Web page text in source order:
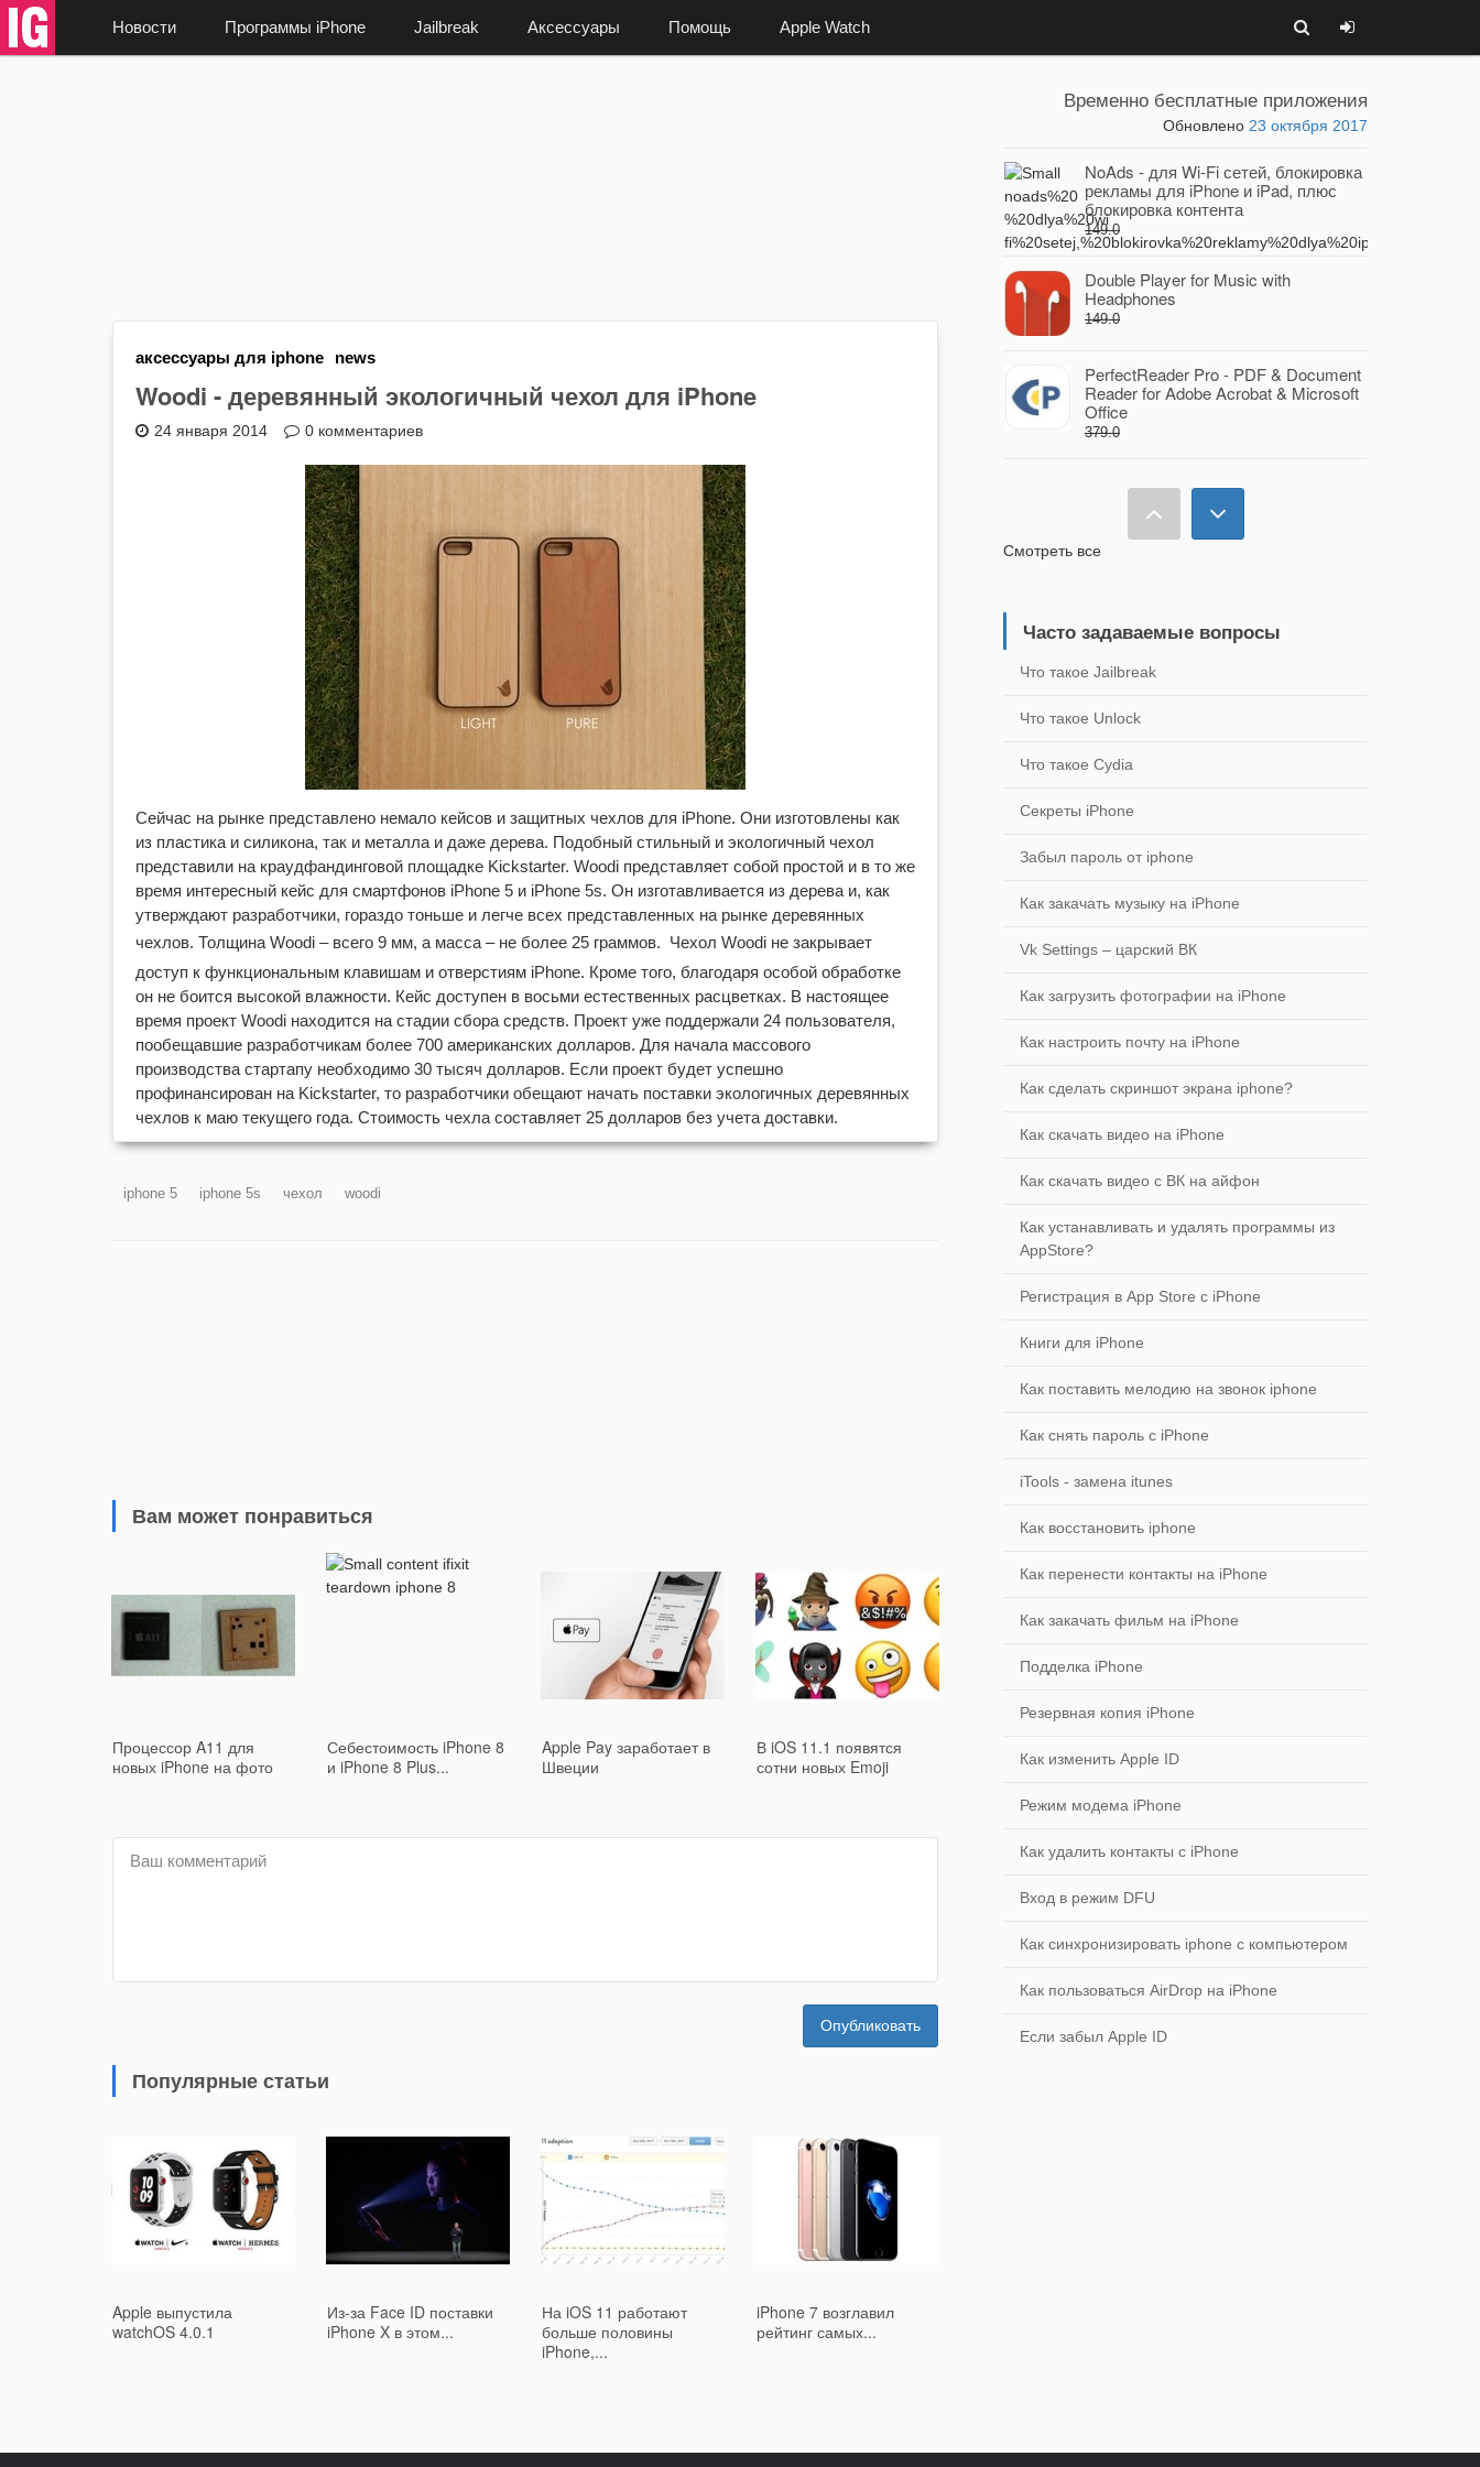
Новости Программы iPhone Jailbreak Аксессуары Помощь Apple Watch
аксессуары для iphone news
Woodi - деревянный экологичный чехол для iPhone
24 января 2014 0 комментариев
Сейчас на рынке представлено немало кейсов и защитных чехлов для iPhone. Они изготовлены как
из пластика и силикона, так и металла и даже дерева. Подобный стильный и экологичный чехол
представили на краудфандинговой площадке Kickstarter. Woodi представляет собой простой и в то же
время интересный кейс для смартфонов iPhone 5 и iPhone 5s. Он изготавливается из дерева и, как
утверждают разработчики, гораздо тоньше и легче всех представленных на рынке деревянных
чехлов. Толщина Woodi – всего 9 мм, а масса – не более 25 граммов. Чехол Woodi не закрывает
доступ к функциональным клавишам и отверстиям iPhone. Кроме того, благодаря особой обработке
он не боится высокой влажности. Кейс доступен в восьми естественных расцветках. В настоящее
время проект Woodi находится на стадии сбора средств. Проект уже поддержали 24 пользователя,
пообещавшие разработчикам более 700 американских долларов. Для начала массового
производства стартапу необходимо 30 тысяч долларов. Если проект будет успешно
профинансирован на Kickstarter, то разработчики обещают начать поставки экологичных деревянных
чехлов к маю текущего года. Стоимость чехла составляет 25 долларов без учета доставки.
iphone 5 iphone 5s чехол woodi
Вам может понравиться
Процессор A11 для
новых iPhone на фото
Себестоимость iPhone 8
и iPhone 8 Plus...
Apple Pay заработает в
Швеции
В iOS 11.1 появятся
сотни новых Emoji
Опубликовать
Популярные статьи
Apple выпустила
watchOS 4.0.1
Из-за Face ID поставки
iPhone X в этом...
На iOS 11 работают
больше половины
iPhone,...
iPhone 7 возглавил
рейтинг самых...
Временно бесплатные приложения
Обновлено 23 октября 2017
NoAds - для Wi-Fi сетей, блокировка
рекламы для iPhone и iPad, плюс
блокировка контента
149.0
Double Player for Music with
Headphones
149.0
PerfectReader Pro - PDF & Document
Reader for Adobe Acrobat & Microsoft
Office
379.0
149.0
149.0
75.0
Смотреть все
Часто задаваемые вопросы
Что такое Jailbreak
Что такое Unlock
Что такое Cydia
Секреты iPhone
Забыл пароль от iphone
Как закачать музыку на iPhone
Vk Settings – царский ВК
Как загрузить фотографии на iPhone
Как настроить почту на iPhone
Как сделать скриншот экрана iphone?
Как скачать видео на iPhone
Как скачать видео с ВК на айфон
Как устанавливать и удалять программы из
AppStore?
Регистрация в App Store с iPhone
Книги для iPhone
Как поставить мелодию на звонок iphone
Как снять пароль с iPhone
iTools - замена itunes
Как восстановить iphone
Как перенести контакты на iPhone
Как закачать фильм на iPhone
Подделка iPhone
Резервная копия iPhone
Как изменить Apple ID
Режим модема iPhone
Как удалить контакты с iPhone
Вход в режим DFU
Как синхронизировать iphone с компьютером
Как пользоваться AirDrop на iPhone
Если забыл Apple ID